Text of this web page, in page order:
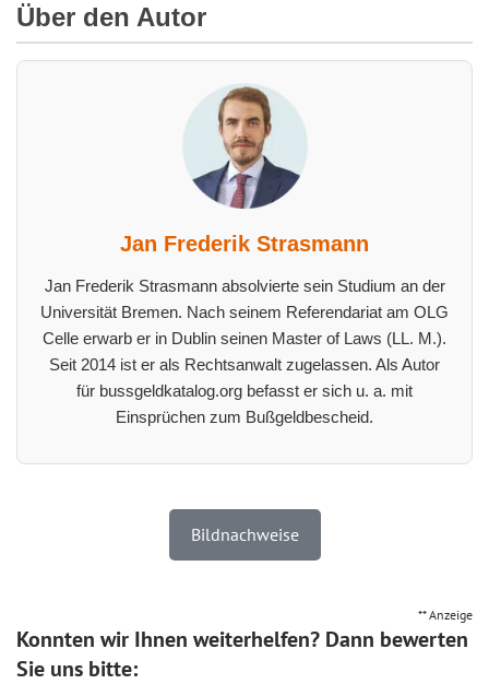
Über den Autor
Jan Frederik Strasmann
Jan Frederik Strasmann absolvierte sein Studium an der
Universität Bremen. Nach seinem Referendariat am OLG
Celle erwarb er in Dublin seinen Master of Laws (LL. M.).
Seit 2014 ist er als Rechtsanwalt zugelassen. Als Autor
für bussgeldkatalog.org befasst er sich u. a. mit
Einsprüchen zum Bußgeldbescheid.
Bildnachweise
** Anzeige
Konnten wir Ihnen weiterhelfen? Dann bewerten
Sie uns bitte: